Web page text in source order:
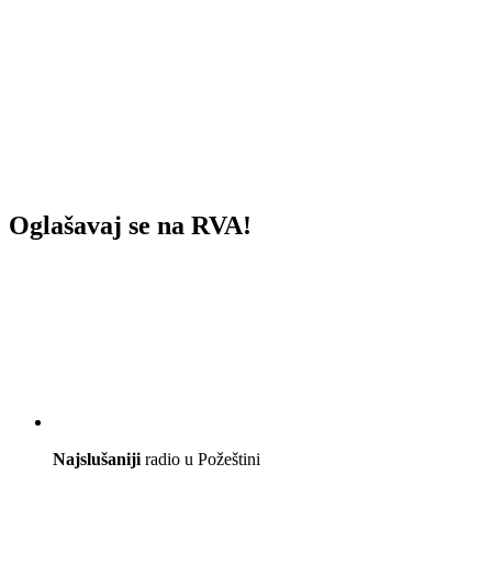
Oglašavaj se na RVA!
Najslušaniji radio u Požeštini